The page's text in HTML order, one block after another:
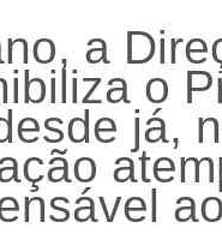
a Dire
o
já,
ção